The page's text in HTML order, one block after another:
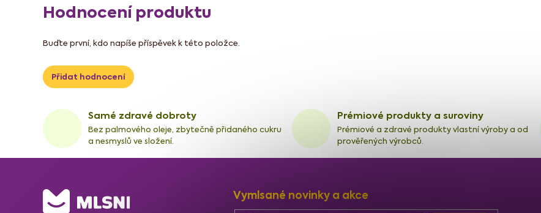
Samé zdravé dobroty
Bez palmového oleje, zbytečně přidaného cukru
a nesmyslů ve složení.
Prémiové produkty a suroviny
Prémiové a zdravé produkty vlastní výroby a od
prověřených výrobců.
Hodnocení produktu
Buďte první, kdo napíše příspěvek k této položce.
Přidat hodnocení
Vymlsané novinky a akce